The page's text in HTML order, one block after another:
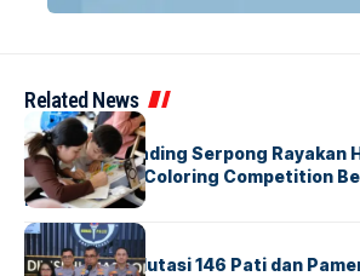
Related News
BERITAINDEX
Atria Hotel Gading Serpong Rayakan
Lewat Family Coloring Competition
Indonesia
BERITA
Mabes Polri Mutasi 146 Pati dan